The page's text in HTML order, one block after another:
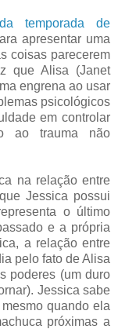
temporada de
apresentar uma
coisas parecerem
que Alisa (Janet
engrena ao usar
psicológicos
em controlar
ao trauma não
na relação entre
Jessica possui
o último
e a própria
a relação entre
pelo fato de Alisa
poderes (um duro
Jessica sabe
quando ela
próximas a